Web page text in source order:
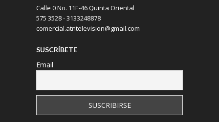
Calle 0 No. 11E-46 Quinta Oriental
575 3528 - 3133248878
comercial.atntelevision@gmail.com
SUSCRÍBETE
Email